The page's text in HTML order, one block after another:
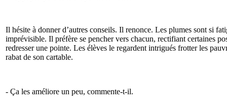
Il hésite à donner d’autres conseils. Il renonce. Les plumes sont si
imprévisible. Il préfère se pencher vers chacun, rectifiant certaines
redresser une pointe. Les élèves le regardent intrigués frotter les
rabat de son cartable.
- Ça les améliore un peu, commente-t-il.